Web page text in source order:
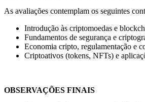
As avaliações contemplam os seguintes
Introdução às criptomoedas e
Fundamentos de segurança e
Economia cripto, regulamentação e
Criptoativos (tokens, NFTs) e
OBSERVAÇÕES FINAIS